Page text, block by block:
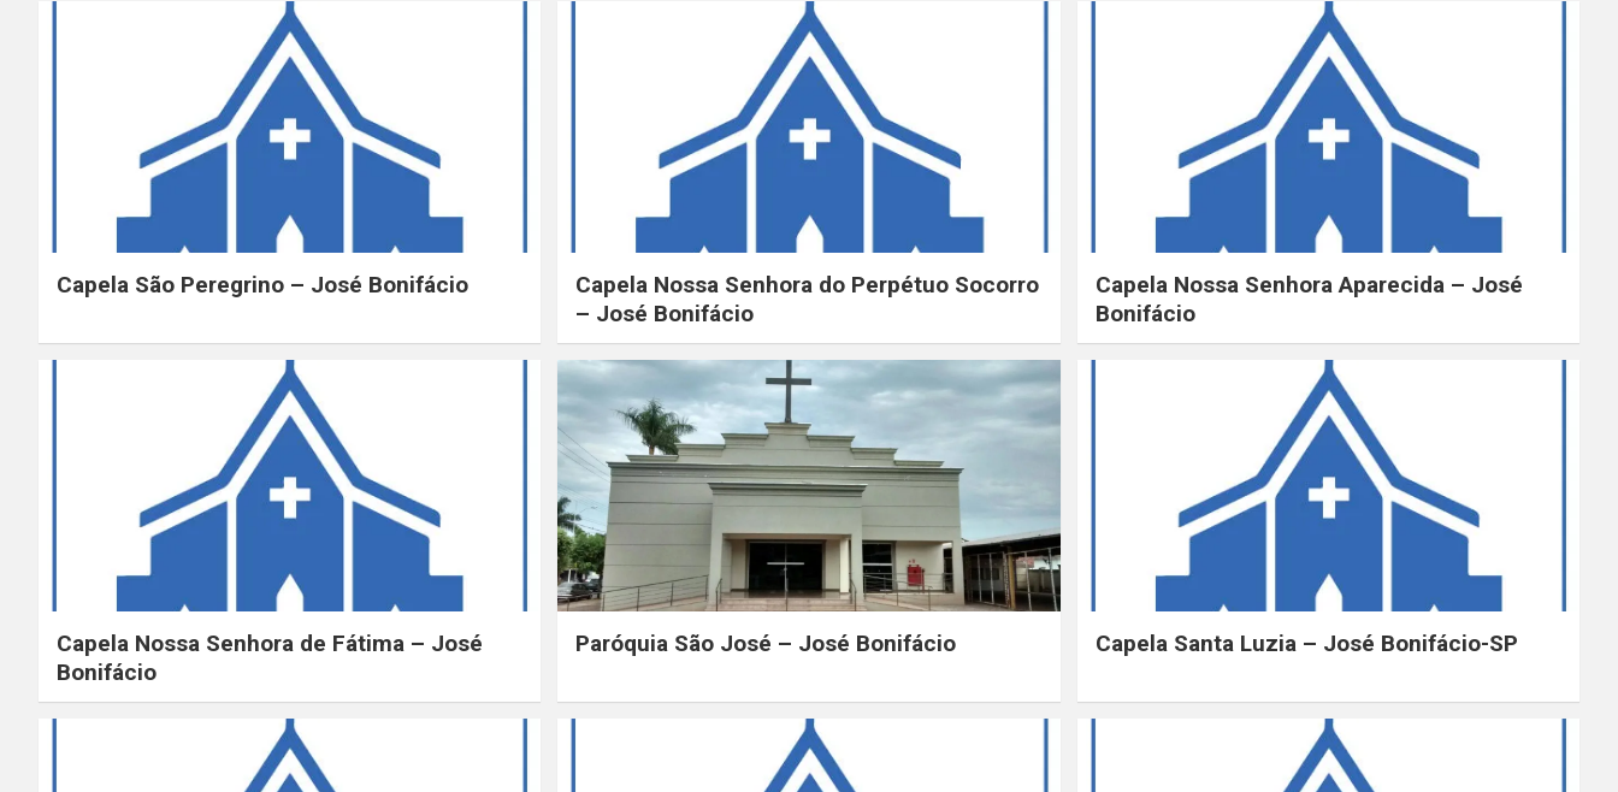
Capela São Peregrino – José Bonifácio
Capela Nossa Senhora do Perpétuo Socorro
– José Bonifácio
Capela Nossa Senhora Aparecida – José
Bonifácio
Capela Nossa Senhora de Fátima – José
Bonifácio
Paróquia São José – José Bonifácio Capela Santa Luzia – José Bonifácio-SP